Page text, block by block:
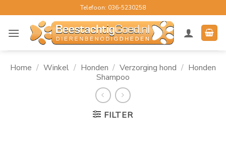
naar
inhoud
Telefoon: 036-5230258
Home / Winkel / Honden / Verzorging hond / Honden
Shampoo
FILTER